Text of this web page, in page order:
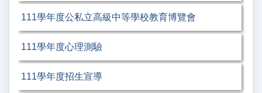
111學年度公私立高級中等學校教育博覽會
111學年度心理測驗
111學年度招生宣導